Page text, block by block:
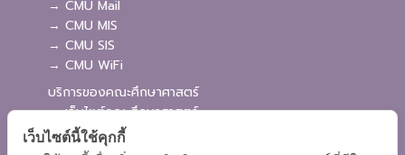
→ CMU Mail
→ CMU MIS
→ CMU SIS
→ CMU WiFi
บริการของคณะศึกษาศาสตร์
→ เว็บไซต์คณะศึกษาศาสตร์
→ ระบบจัดการเว็บไซต์
เว็บไซต์นี้ใช้คุกกี้